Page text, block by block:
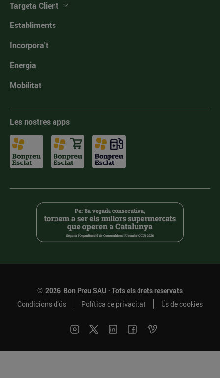
Targeta Client
Establiments
Incorpora't
Energia
Mobilitat
Les nostres apps
© 2026 Bon Preu SAU - Tots els drets reservats
Condicions d’ús
Política de privacitat Ús de cookies